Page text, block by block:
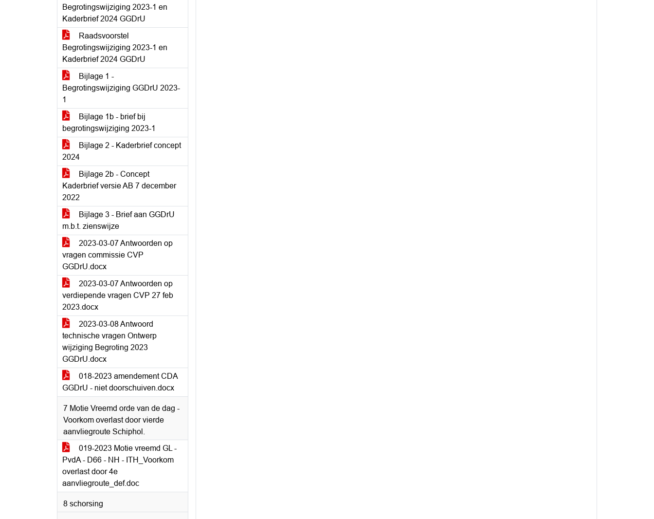
Begrotingswijziging 2023-1 en
Kaderbrief 2024 GGDrU
Raadsvoorstel
Begrotingswijziging 2023-1 en
Kaderbrief 2024 GGDrU
Bijlage 1 -
Begrotingswijziging GGDrU 2023-
1
Bijlage 1b - brief bij
begrotingswijziging 2023-1
Bijlage 2 - Kaderbrief concept
2024
Bijlage 2b - Concept
Kaderbrief versie AB 7 december
2022
Bijlage 3 - Brief aan GGDrU
m.b.t. zienswijze
2023-03-07 Antwoorden op
vragen commissie CVP
GGDrU.docx
2023-03-07 Antwoorden op
verdiepende vragen CVP 27 feb
2023.docx
2023-03-08 Antwoord
technische vragen Ontwerp
wijziging Begroting 2023
GGDrU.docx
018-2023 amendement CDA
GGDrU - niet doorschuiven.docx
7 Motie Vreemd orde van de dag -
Voorkom overlast door vierde
aanvliegroute Schiphol.
019-2023 Motie vreemd GL -
PvdA - D66 - NH - ITH_Voorkom
overlast door 4e
aanvliegroute_def.doc
8 schorsing